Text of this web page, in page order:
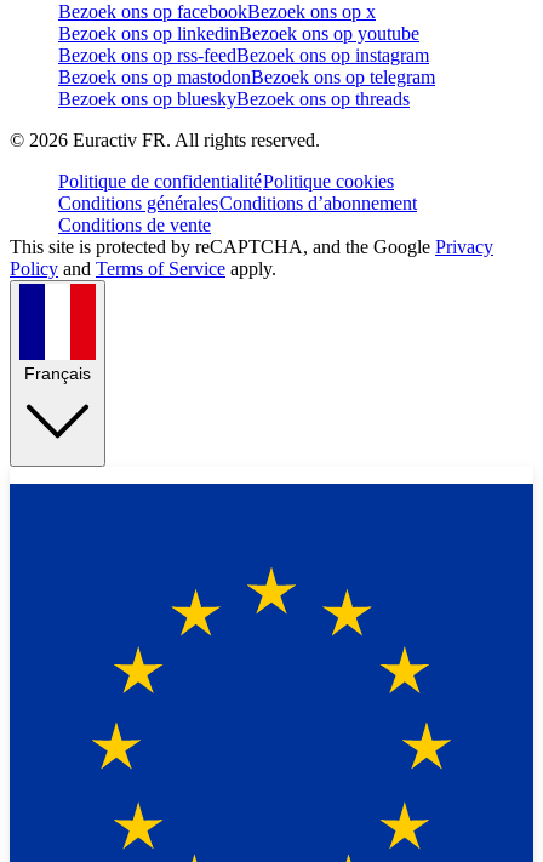
Bezoek ons op facebookBezoek ons op x
Bezoek ons op linkedinBezoek ons op youtube
Bezoek ons op rss-feedBezoek ons op instagram
Bezoek ons op mastodonBezoek ons op telegram
Bezoek ons op blueskyBezoek ons op threads
© 2026 Euractiv FR. All rights reserved.
Politique de confidentialitéPolitique cookies
Conditions généralesConditions d’abonnement
Conditions de vente
This site is protected by reCAPTCHA, and the Google Privacy
Policy and Terms of Service apply.
Français